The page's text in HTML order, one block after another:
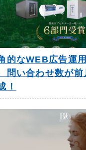
的なWEB広告運
問い合わせ数が
！